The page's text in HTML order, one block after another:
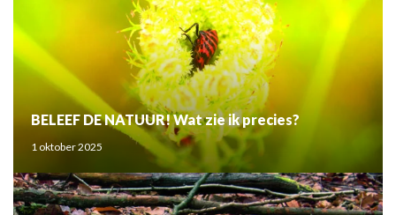
BELEEF DE NATUUR! Wat zie ik precies?
1 oktober 2025